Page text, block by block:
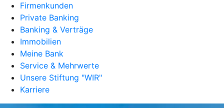
Firmenkunden
Private Banking
Banking & Verträge
Immobilien
Meine Bank
Service & Mehrwerte
Unsere Stiftung "WIR"
Karriere